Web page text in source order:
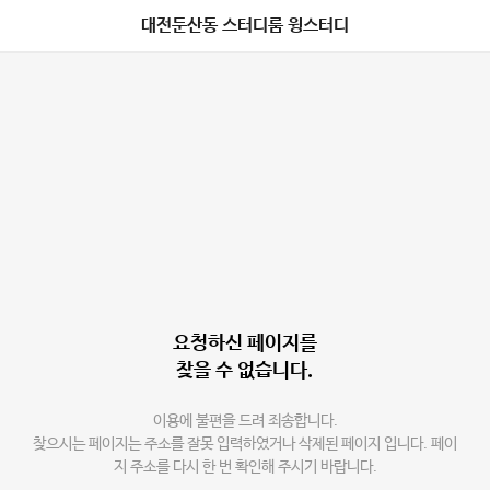
대전둔산동 스터디룸 윙스터디
요청하신 페이지를
찾을 수 없습니다.
이용에 불편을 드려 죄송합니다.
찾으시는 페이지는 주소를 잘못 입력하였거나 삭제된 페이지 입니다. 페이
지 주소를 다시 한 번 확인해 주시기 바랍니다.